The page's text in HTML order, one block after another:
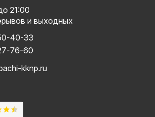
21:00
и выходных
40-33
76-60
kknp.ru